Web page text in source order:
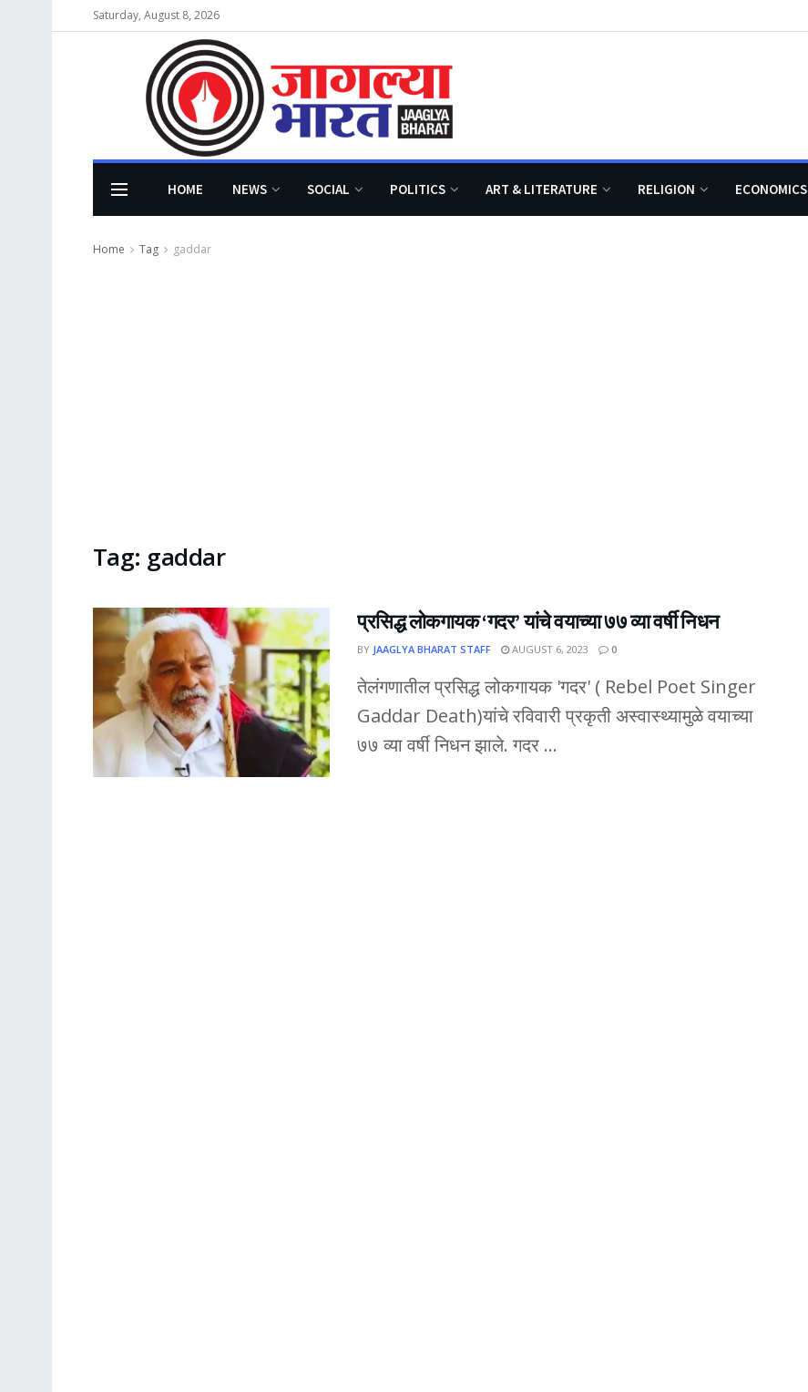
Saturday, August 8, 2026
HOME NEWS SOCIAL POLITICS ART & LITERATURE RELIGION ECONOMICS
Home Tag gaddar
Tag: gaddar
प्रसिद्ध लोकगायक ‘गदर’ यांचे वयाच्या ७७ व्या वर्षी निधन
BY JAAGLYA BHARAT STAFF AUGUST 6, 2023 0
तेलंगणातील प्रसिद्ध लोकगायक 'गदर' ( Rebel Poet Singer
Gaddar Death)यांचे रविवारी प्रकृती अस्वास्थ्यामुळे वयाच्या
७७ व्या वर्षी निधन झाले. गदर ...